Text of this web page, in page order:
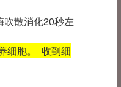
散消化20秒左
细胞。 收到细